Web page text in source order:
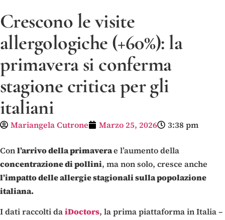
Crescono le visite
allergologiche (+60%): la
primavera si conferma
stagione critica per gli
italiani
Mariangela Cutrone Marzo 25, 2026 3:38 pm
Conl’arrivo della primaverae l’aumento della
concentrazione di pollini, ma non solo, cresce anche
l’impatto delle allergie stagionali sulla popolazione
italiana.
I dati raccolti daiDoctors, la prima piattaforma in Italia –